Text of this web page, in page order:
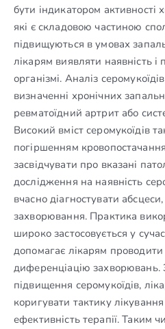
бути індикатором активності
які є складовою частиною
підвищуються в умовах
лікарям виявляти наявність і
організмі. Аналіз
визначенні хронічних
ревматоїдний артрит або
Високий вміст серомукоїдів
погіршенням
засвідчувати про вказані
дослідження на наявність
вчасно діагностувати
захворювання. Практика
широко застосовується у
допомагає лікарям
диференціацію захворювань.
підвищення серомукоїдів,
коригувати тактику
ефективність терапії. Таким